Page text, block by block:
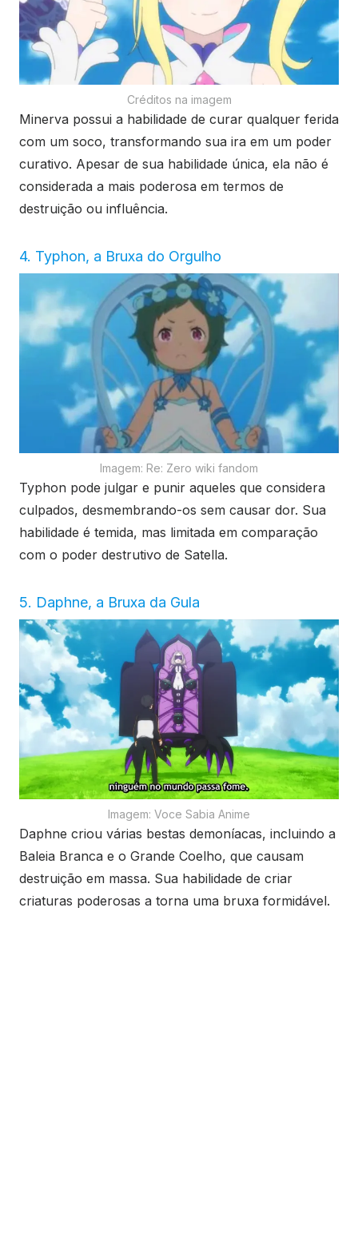
Créditos na imagem
Minerva possui a habilidade de curar qualquer ferida
com um soco, transformando sua ira em um poder
curativo. Apesar de sua habilidade única, ela não é
considerada a mais poderosa em termos de
destruição ou influência.
4. Typhon, a Bruxa do Orgulho
Imagem: Re: Zero wiki fandom
Typhon pode julgar e punir aqueles que considera
culpados, desmembrando-os sem causar dor. Sua
habilidade é temida, mas limitada em comparação
com o poder destrutivo de Satella.
5. Daphne, a Bruxa da Gula
Imagem: Voce Sabia Anime
Daphne criou várias bestas demoníacas, incluindo a
Baleia Branca e o Grande Coelho, que causam
destruição em massa. Sua habilidade de criar
criaturas poderosas a torna uma bruxa formidável.